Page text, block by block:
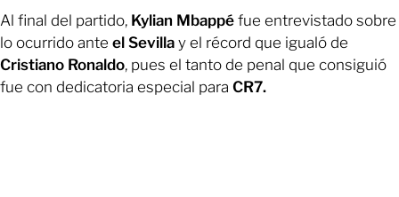
Al final del partido, Kylian Mbappé fue entrevistado sobre
lo ocurrido ante el Sevilla y el récord que igualó de
Cristiano Ronaldo, pues el tanto de penal que consiguió
fue con dedicatoria especial para CR7.